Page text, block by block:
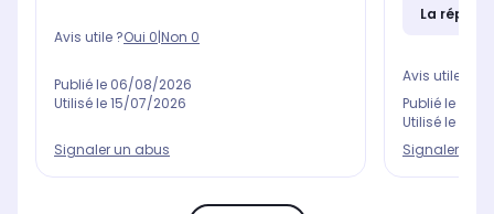
Avis utile ?Oui 0|Non 0
Publié le 06/08/2026
Utilisé le15/07/2026
Signaler un abus
La
Avis utile ?
Publié le
Utilisé le
Signaler un